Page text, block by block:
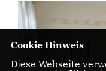
Cookie Hinweis
Diese Webseite